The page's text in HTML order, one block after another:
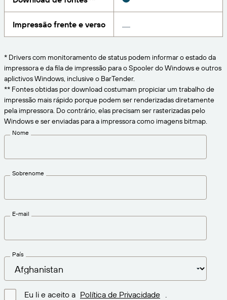
PRODUTO
Preços
Teste gratuito
Especificações técnicas
Registro do produto
Padrões suportados
Amazon Transparency
Sobre nós
Carreiras
Redação
Modelo de maturidade em rotulagem e
Obtenha o nível certo de suporte para suas
Impressão frente e verso
* Drivers com monitoramento de status podem informar o estado da
impressora e da fila de impressão para o Spooler do Windows e outros
aplictivos Windows, inclusive o BarTender.
** Fontes obtidas por download costumam propiciar um trabalho de
impressão mais rápido porque podem ser renderizadas diretamente
pela impressora. Do contrário, elas precisam ser rasterizadas pelo
Windows e ser enviadas para a impressora como imagens bitmap.
Nome
Sobrenome
E-mail
País
Eu li e aceito a Política de Privacidade